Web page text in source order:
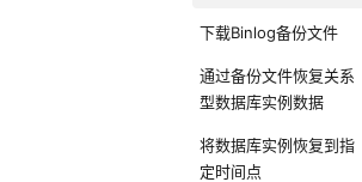
下载Binlog备份文件
通过备份文件恢复关系
型数据库实例数据
将数据库实例恢复到指
定时间点